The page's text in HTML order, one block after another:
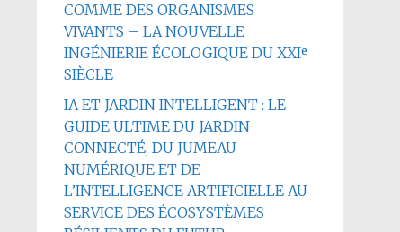
COMME DES ORGANISMES
VIVANTS – LA NOUVELLE
INGÉNIERIE ÉCOLOGIQUE DU XXIᵉ
SIÈCLE
IA ET JARDIN INTELLIGENT : LE
GUIDE ULTIME DU JARDIN
CONNECTÉ, DU JUMEAU
NUMÉRIQUE ET DE
L’INTELLIGENCE ARTIFICIELLE AU
SERVICE DES ÉCOSYSTÈMES